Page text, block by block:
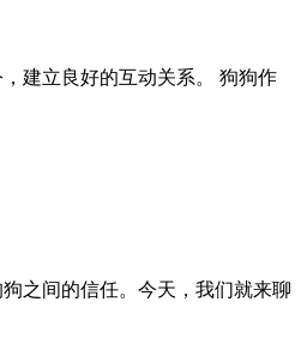
建立良好的互动关系。 狗狗作
之间的信任。今天，我们就来聊